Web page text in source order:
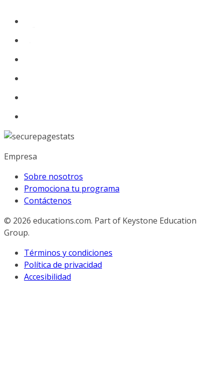
Empresa
Sobre nosotros
Promociona tu programa
Contáctenos
© 2026 educations.com. Part of Keystone Education
Group.
Términos y condiciones
Política de privacidad
Accesibilidad